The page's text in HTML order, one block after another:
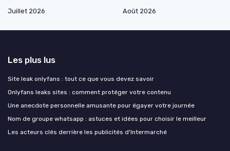
Juillet 2026
Août 2026
Les plus lus
Site leak onlyfans : tout ce que vous devez savoir
Onlyfans leaks sites : comment protéger votre contenu
Une anecdote personnelle amusante pour égayer votre journée
Nom de groupe whatsapp : astuces et idées pour choisir le meilleur
Les acteurs clés derrière les publicités d'Intermarché